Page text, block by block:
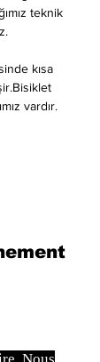
teknik
kısa
vardır.